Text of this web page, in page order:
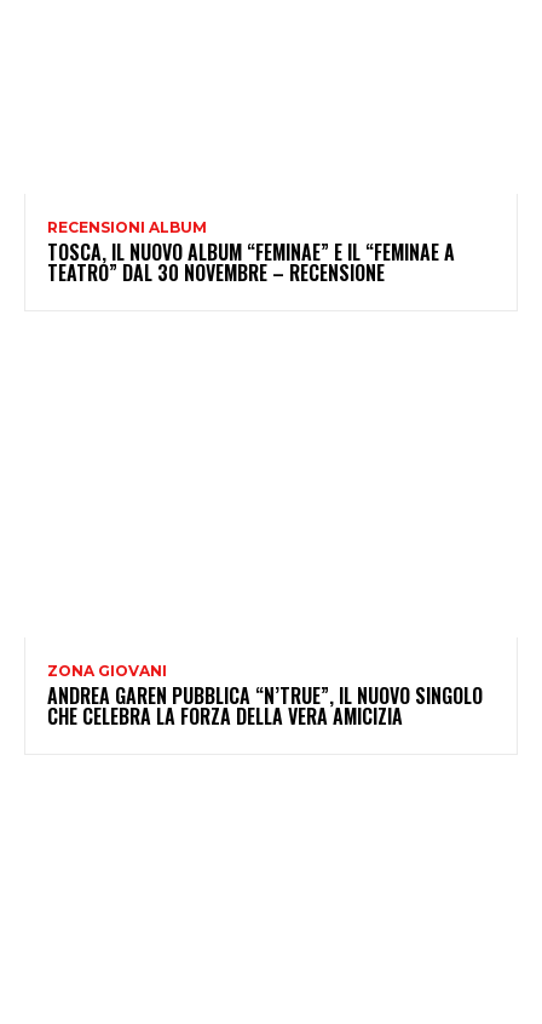
RECENSIONI ALBUM
TOSCA, IL NUOVO ALBUM “FEMINAE” E IL “FEMINAE A
TEATRO” DAL 30 NOVEMBRE – RECENSIONE
ZONA GIOVANI
ANDREA GAREN PUBBLICA “N’TRUE”, IL NUOVO SINGOLO
CHE CELEBRA LA FORZA DELLA VERA AMICIZIA